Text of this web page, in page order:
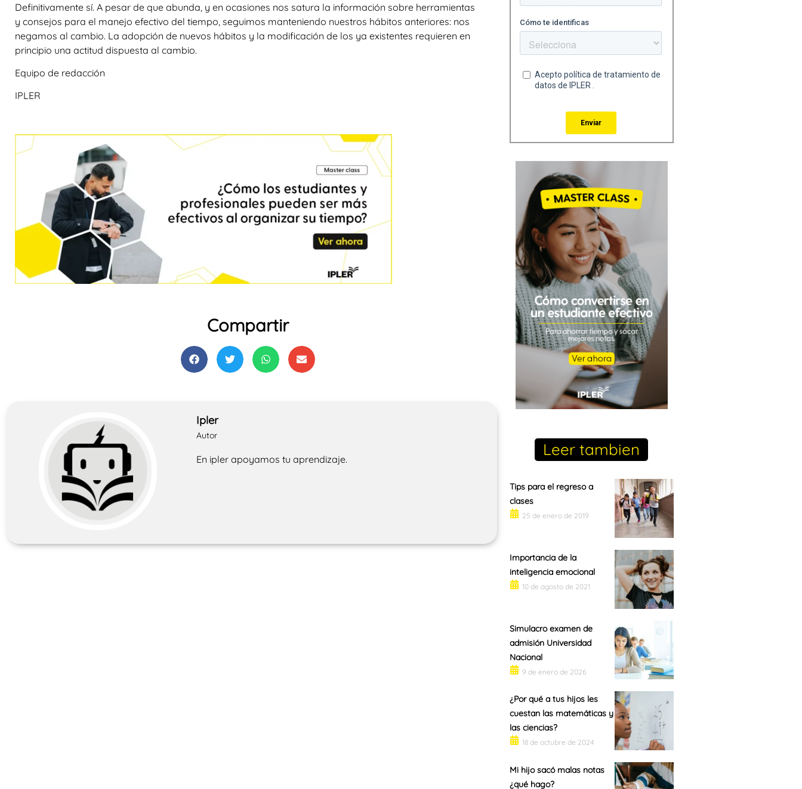
Definitivamente sí. A pesar de que abunda, y en ocasiones nos satura la información sobre herramientas
y consejos para el manejo efectivo del tiempo, seguimos manteniendo nuestros hábitos anteriores: nos
negamos al cambio. La adopción de nuevos hábitos y la modificación de los ya existentes requieren en
principio una actitud dispuesta al cambio.
Equipo de redacción
IPLER
Compartir
Ipler
Autor
En ipler apoyamos tu aprendizaje. Leer tambien
Tips para el regreso a
clases
25 de enero de 2019
Importancia de la
inteligencia emocional
10 de agosto de 2021
Simulacro examen de
admisión Universidad
Nacional
9 de enero de 2026
¿Por qué a tus hijos les
cuestan las matemáticas y
las ciencias?
18 de octubre de 2024
Mi hijo sacó malas notas
¿qué hago?